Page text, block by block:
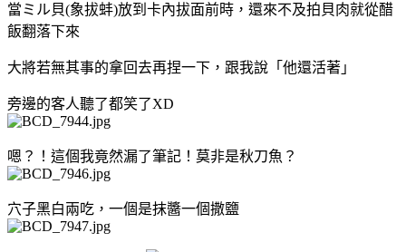
當ミル貝(象拔蚌)放到卡內拔面前時，還來不及拍貝肉就從醋
飯翻落下來
大將若無其事的拿回去再捏一下，跟我說「他還活著」
旁邊的客人聽了都笑了XD
嗯？！這個我竟然漏了筆記！莫非是秋刀魚？
穴子黑白兩吃，一個是抹醬一個撒鹽